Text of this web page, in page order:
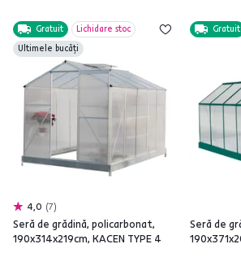
Gratuit
Lichidare stoc
Ultimele bucăți
4,0 7
Seră de grădină, policarbonat,
190x314x219cm, KACEN TYPE 4
Gratuit
Seră de